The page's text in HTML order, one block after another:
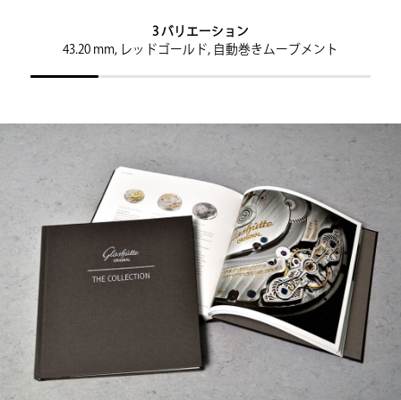
3 バリエーション
43.20 mm, レッドゴールド, 自動巻きムーブメント